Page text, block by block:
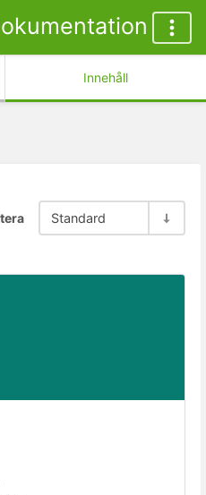
Innehåll
Standard